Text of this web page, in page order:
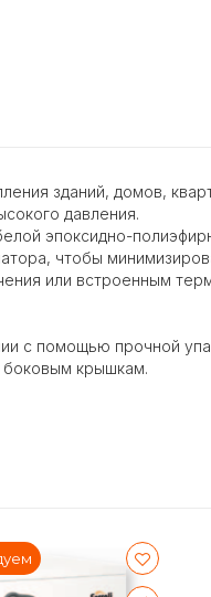
зданий, домов,
давления.
эпоксидно-
чтобы
или встроенным
с помощью прочной
боковым крышкам.